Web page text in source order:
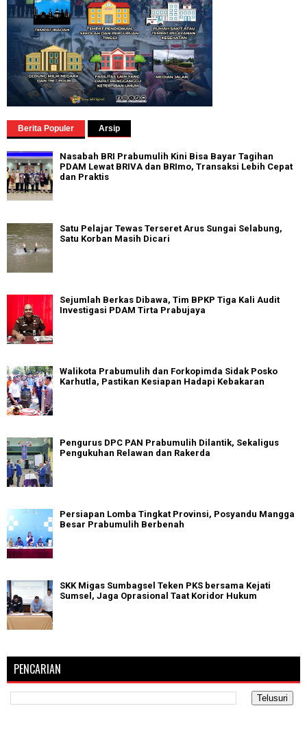
Berita Populer Arsip
Nasabah BRI Prabumulih Kini Bisa Bayar Tagihan
PDAM Lewat BRIVA dan BRImo, Transaksi Lebih Cepat
dan Praktis
Satu Pelajar Tewas Terseret Arus Sungai Selabung,
Satu Korban Masih Dicari
Sejumlah Berkas Dibawa, Tim BPKP Tiga Kali Audit
Investigasi PDAM Tirta Prabujaya
Walikota Prabumulih dan Forkopimda Sidak Posko
Karhutla, Pastikan Kesiapan Hadapi Kebakaran
Pengurus DPC PAN Prabumulih Dilantik, Sekaligus
Pengukuhan Relawan dan Rakerda
Persiapan Lomba Tingkat Provinsi, Posyandu Mangga
Besar Prabumulih Berbenah
SKK Migas Sumbagsel Teken PKS bersama Kejati
Sumsel, Jaga Oprasional Taat Koridor Hukum
PENCARIAN